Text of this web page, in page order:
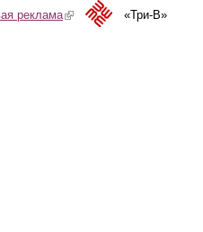
реклама(link is external)«Три-В»